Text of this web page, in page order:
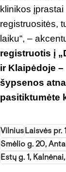
klinikos
registruositės,
laiku“, –
registruotis į
ir Klaipėdoje
šypsenos
pasitiktumėte
VilniusLaisvės pr.
Smėlio g. 20,
Estų g. 1,